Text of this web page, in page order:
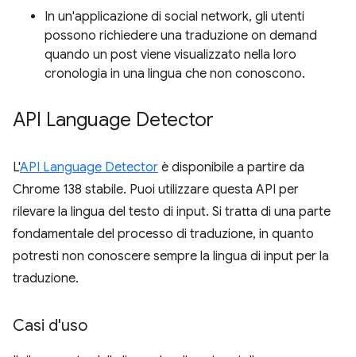
In un'applicazione di social network, gli utenti
possono richiedere una traduzione on demand
quando un post viene visualizzato nella loro
cronologia in una lingua che non conoscono.
API Language Detector
L'API Language Detector è disponibile a partire da
Chrome 138 stabile. Puoi utilizzare questa API per
rilevare la lingua del testo di input. Si tratta di una parte
fondamentale del processo di traduzione, in quanto
potresti non conoscere sempre la lingua di input per la
traduzione.
Casi d'uso